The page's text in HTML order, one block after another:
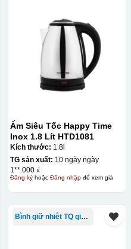
Ấm Siêu Tốc Happy Time
Inox 1.8 Lít HTD1081
Kích thước: 1.8l
TG sản xuất: 10 ngày ngày
1**.000 ₫
Đăng kýhoặc Đăng nhậpđể xem giá
Bình giữ nhiệt TQ giá rẻ